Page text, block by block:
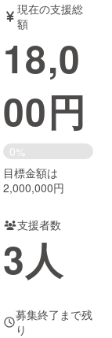
書籍・雑誌
チャレンジ
Creation
ミュニティ
現在の支援総
額
18,0
00円
0%
目標金額は
2,000,000円
支援者数
3人
募集終了まで残
り